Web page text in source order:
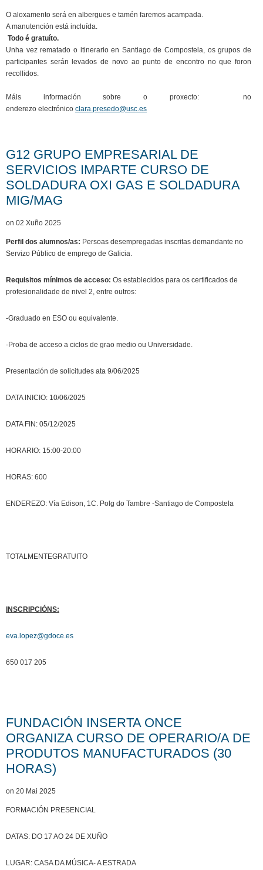
O aloxamento será en albergues e tamén faremos acampada.
A manutención está incluída.
Todo é gratuíto.
Unha vez rematado o itinerario en Santiago de Compostela, os grupos de
participantes serán levados de novo ao punto de encontro no que foron
recollidos.
Máis información sobre o proxecto: no
enderezo electrónico clara.presedo@usc.es
G12 GRUPO EMPRESARIAL DE
SERVICIOS IMPARTE CURSO DE
SOLDADURA OXI GAS E SOLDADURA
MIG/MAG
on 02 Xuño 2025
Perfil dos alumnos/as: Persoas desempregadas inscritas demandante no
Servizo Público de emprego de Galicia.
Requisitos mínimos de acceso: Os establecidos para os certificados de
profesionalidade de nivel 2, entre outros:
-Graduado en ESO ou equivalente.
-Proba de acceso a ciclos de grao medio ou Universidade.
Presentación de solicitudes ata 9/06/2025
DATA INICIO: 10/06/2025
DATA FIN: 05/12/2025
HORARIO: 15:00-20:00
HORAS: 600
ENDEREZO: Vía Edison, 1C. Polg do Tambre -Santiago de Compostela
TOTALMENTEGRATUITO
INSCRIPCIÓNS:
eva.lopez@gdoce.es
650 017 205
FUNDACIÓN INSERTA ONCE
ORGANIZA CURSO DE OPERARIO/A DE
PRODUTOS MANUFACTURADOS (30
HORAS)
on 20 Mai 2025
FORMACIÓN PRESENCIAL
DATAS: DO 17 AO 24 DE XUÑO
LUGAR: CASA DA MÚSICA- A ESTRADA